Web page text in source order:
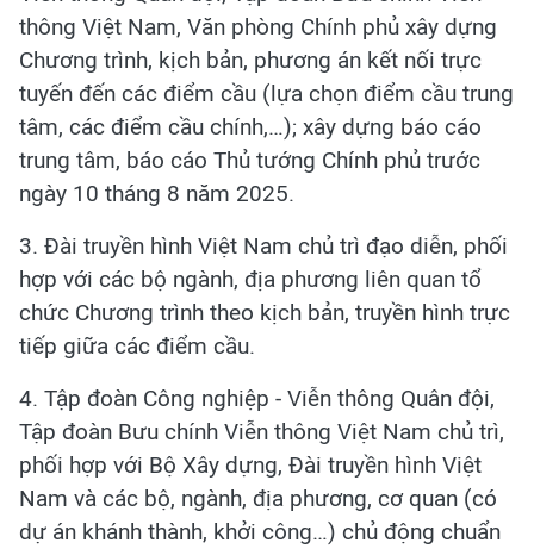
thông Việt Nam, Văn phòng Chính phủ xây dựng
Chương trình, kịch bản, phương án kết nối trực
tuyến đến các điểm cầu (lựa chọn điểm cầu trung
tâm, các điểm cầu chính,…); xây dựng báo cáo
trung tâm, báo cáo Thủ tướng Chính phủ trước
ngày 10 tháng 8 năm 2025.
3. Đài truyền hình Việt Nam chủ trì đạo diễn, phối
hợp với các bộ ngành, địa phương liên quan tổ
chức Chương trình theo kịch bản, truyền hình trực
tiếp giữa các điểm cầu.
4. Tập đoàn Công nghiệp - Viễn thông Quân đội,
Tập đoàn Bưu chính Viễn thông Việt Nam chủ trì,
phối hợp với Bộ Xây dựng, Đài truyền hình Việt
Nam và các bộ, ngành, địa phương, cơ quan (có
dự án khánh thành, khởi công…) chủ động chuẩn